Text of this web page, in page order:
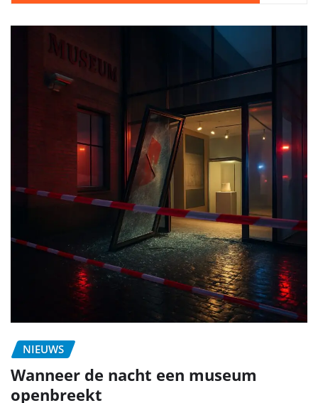
NIEUWS
Wanneer de nacht een museum
openbreekt